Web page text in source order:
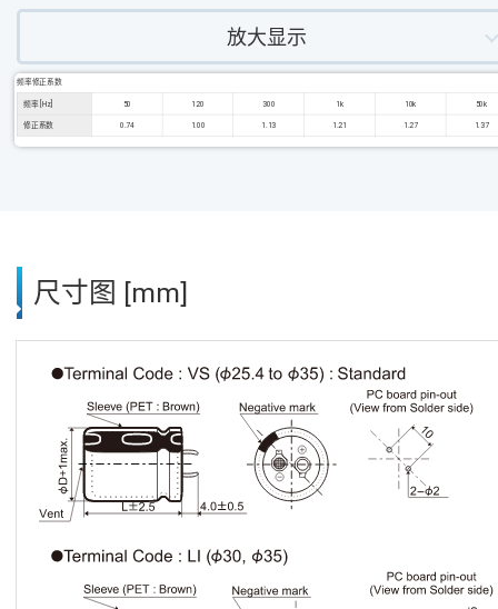
放大显示
频率修正系数
频率 [Hz] 50 120 300 1k 10k 50k
修正系数 0.74 1.00 1.13 1.21 1.27 1.37
尺寸图 [mm]